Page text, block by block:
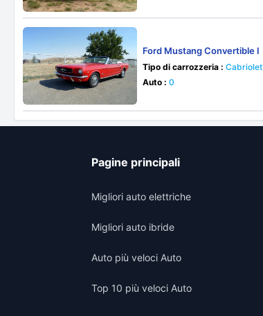
Ford Mustang Convertible I
Tipo di carrozzeria : Cabriolet
Auto : 0
Pagine principali
Migliori auto elettriche
Migliori auto ibride
Auto più veloci Auto
Top 10 più veloci Auto